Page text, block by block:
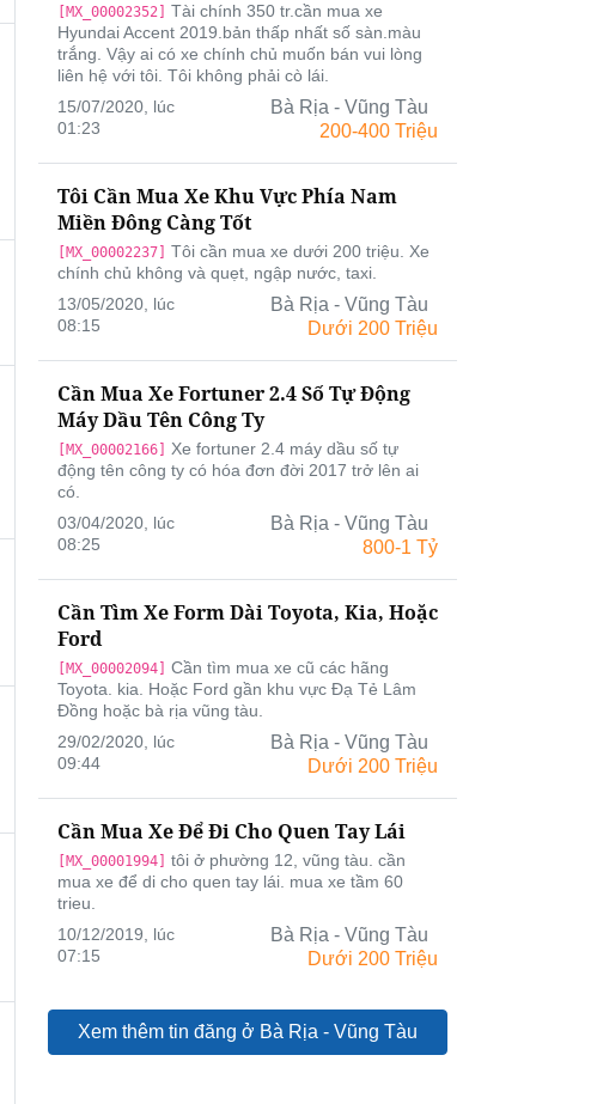
[MX_00002352]
Tài chính 350 tr.cần mua xe
Hyundai Accent 2019.bản thấp nhất số sàn.màu
trắng. Vậy ai có xe chính chủ muốn bán vui lòng
liên hệ với tôi. Tôi không phải cò lái.
15/07/2020, lúc
01:23
Bà Rịa - Vũng Tàu
200-400 Triệu
Tôi Cần Mua Xe Khu Vực Phía Nam
Miền Đông Càng Tốt
[MX_00002237]
Tôi cần mua xe dưới 200 triệu. Xe
chính chủ không và quẹt, ngập nước, taxi.
13/05/2020, lúc
08:15
Bà Rịa - Vũng Tàu
Dưới 200 Triệu
Cần Mua Xe Fortuner 2.4 Số Tự Động
Máy Dầu Tên Công Ty
[MX_00002166]
Xe fortuner 2.4 máy dầu số tự
động tên công ty có hóa đơn đời 2017 trở lên ai
có.
03/04/2020, lúc
08:25
Bà Rịa - Vũng Tàu
800-1 Tỷ
Cần Tìm Xe Form Dài Toyota, Kia, Hoặc
Ford
[MX_00002094]
Cần tìm mua xe cũ các hãng
Toyota. kia. Hoặc Ford gần khu vực Đạ Tẻ Lâm
Đồng hoặc bà rịa vũng tàu.
29/02/2020, lúc
09:44
Bà Rịa - Vũng Tàu
Dưới 200 Triệu
Cần Mua Xe Để Đi Cho Quen Tay Lái
[MX_00001994]
tôi ở phường 12, vũng tàu. cần
mua xe để di cho quen tay lái. mua xe tầm 60
trieu.
10/12/2019, lúc
07:15
Bà Rịa - Vũng Tàu
Dưới 200 Triệu
Xem thêm tin đăng ở Bà Rịa - Vũng Tàu